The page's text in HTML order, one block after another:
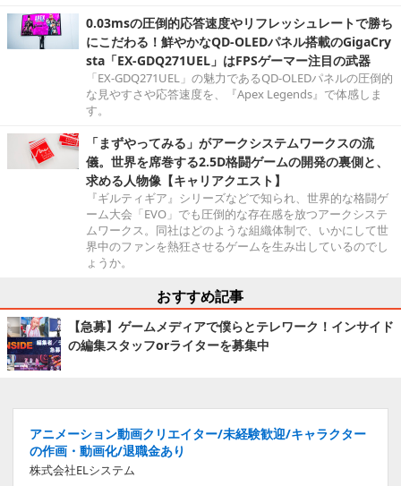
0.03msの圧倒的応答速度やリフレッシュレートで勝ち
にこだわる！鮮やかなQD-OLEDパネル搭載のGigaCry
sta「EX-GDQ271UEL」はFPSゲーマー注目の武器
「EX-GDQ271UEL」の魅力であるQD-OLEDパネルの圧倒的
な見やすさや応答速度を、『Apex Legends』で体感しま
す。
「まずやってみる」がアークシステムワークスの流
儀。世界を席巻する2.5D格闘ゲームの開発の裏側と、
求める人物像【キャリアクエスト】
『ギルティギア』シリーズなどで知られ、世界的な格闘ゲ
ーム大会「EVO」でも圧倒的な存在感を放つアークシステ
ムワークス。同社はどのような組織体制で、いかにして世
界中のファンを熱狂させるゲームを生み出しているのでし
ょうか。
おすすめ記事
【急募】ゲームメディアで僕らとテレワーク！インサイド
の編集スタッフorライターを募集中
アニメーション動画クリエイター/未経験歓迎/キャラクター
の作画・動画化/退職金あり
株式会社ELシステム